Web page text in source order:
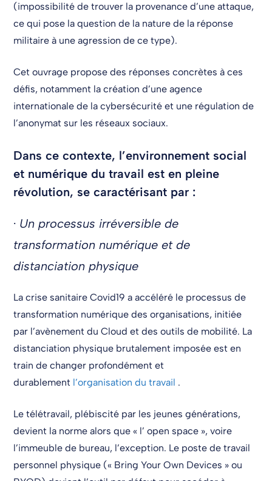
(impossibilité de trouver la provenance d’une attaque,
ce qui pose la question de la nature de la réponse
militaire à une agression de ce type).
Cet ouvrage propose des réponses concrètes à ces
défis, notamment la création d’une agence
internationale de la cybersécurité et une régulation de
l’anonymat sur les réseaux sociaux.
Dans ce contexte, l’environnement social
et numérique du travail est en pleine
révolution, se caractérisant par :
· Un processus irréversible de
transformation numérique et de
distanciation physique
La crise sanitaire Covid19 a accéléré le processus de
transformation numérique des organisations, initiée
par l’avènement du Cloud et des outils de mobilité. La
distanciation physique brutalement imposée est en
train de changer profondément et
durablement l’organisation du travail .
Le télétravail, plébiscité par les jeunes générations,
devient la norme alors que « l’ open space », voire
l’immeuble de bureau, l’exception. Le poste de travail
personnel physique (« Bring Your Own Devices » ou